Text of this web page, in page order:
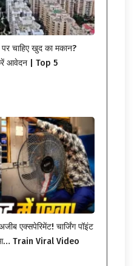
चाहिए खुद का मकान?
आवेदन | Top 5
एक्सपेरिमेंट! चार्जिंग पॉइंट
हुआ… Train Viral Video